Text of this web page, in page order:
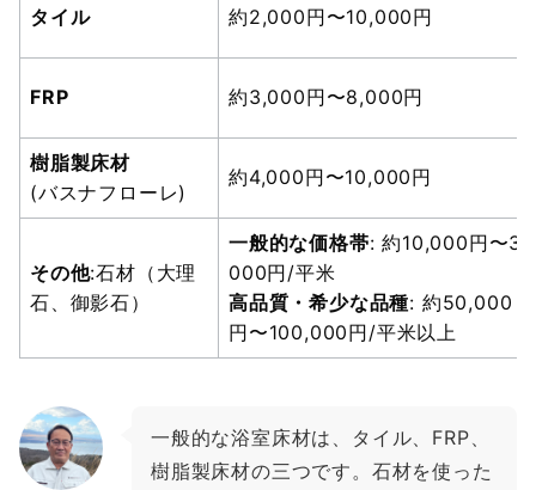
タイル 約2,000円〜10,000円
FRP 約3,000円〜8,000円
樹脂製床材
(バスナフローレ)
約4,000円〜10,000円
その他:石材（大理
石、御影石）
一般的な価格帯: 約10,000円〜
000円/平米
高品質・希少な品種: 約50,000
円〜100,000円/平米以上
一般的な浴室床材は、タイル、FRP、
樹脂製床材の三つです。石材を使った